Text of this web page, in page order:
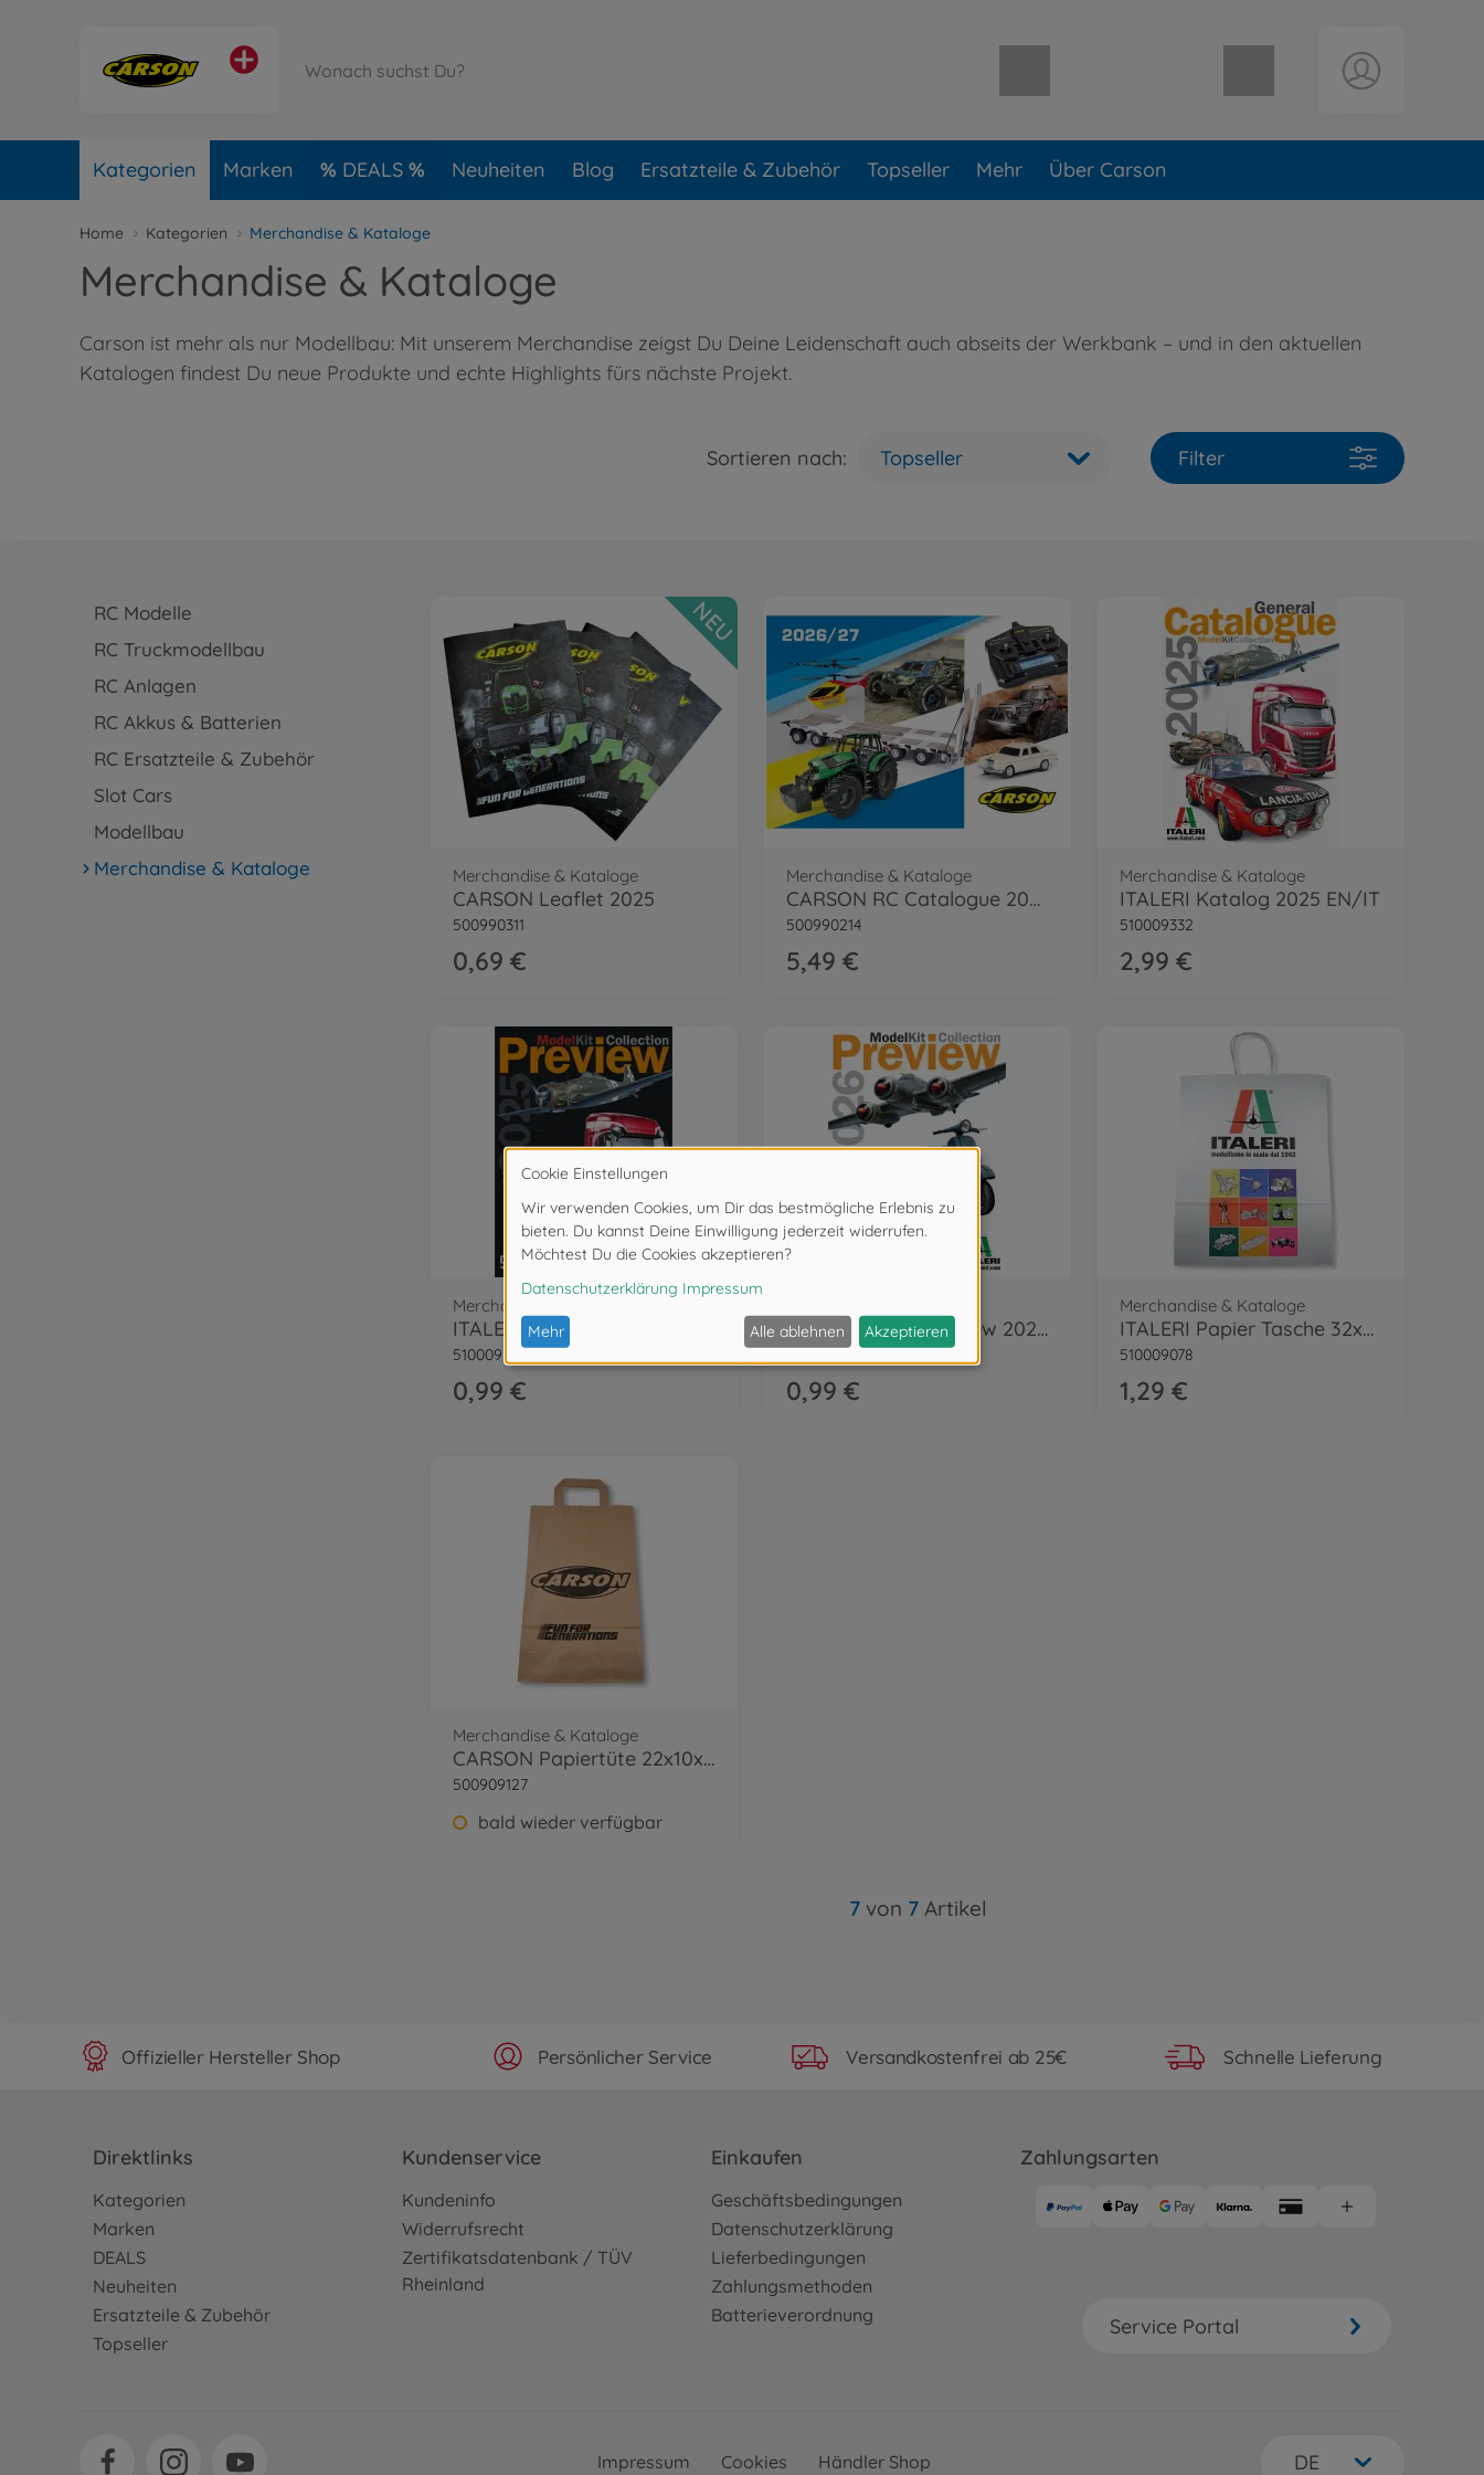
Warenkorb leer
Kategorien Marken DEALS Neuheiten Blog Ersatzteile & Zubehör Topseller Mehr Über Carson
Home Kategorien Merchandise & Kataloge
Merchandise & Kataloge
Carson ist mehr als nur Modellbau: Mit unserem Merchandise zeigst Du Deine Leidenschaft auch abseits der Werkbank – und in den aktuellen
Katalogen findest Du neue Produkte und echte Highlights fürs nächste Projekt.
Sortieren nach: Topseller Filter
RC Modelle
RC Truckmodellbau
RC Anlagen
RC Akkus & Batterien
RC Ersatzteile & Zubehör
Slot Cars
Modellbau
Merchandise & Kataloge
Merchandise & Kataloge
CARSON Leaflet 2025
500990311
0,69 €
NEU
Merchandise & Kataloge
CARSON RC Catalogue 2026 GER/EN
500990214
5,49 €
Merchandise & Kataloge
ITALERI Katalog 2025 EN/IT
510009332
2,99 €
Merchandise & Kataloge
510009337
0,99 €
ITALERI Model Preview 2026 EN/IT
510009338
0,99 €
Merchandise & Kataloge
ITALERI Papier Tasche 32x40x13cm medium
510009078
1,29 €
Merchandise & Kataloge
CARSON Papiertüte 22x10x36 klein
500909127
bald wieder verfügbar
7von 7Artikel
Offizieller Hersteller Shop Persönlicher Service Versandkostenfrei ab 25€ Schnelle Lieferung
Direktlinks
Kategorien
Marken
DEALS
Neuheiten
Ersatzteile & Zubehör
Topseller
Kundenservice
Kundeninfo
Widerrufsrecht
Zertifikatsdatenbank / TÜV
Rheinland
Einkaufen
Geschäftsbedingungen
Datenschutzerklärung
Lieferbedingungen
Zahlungsmethoden
Batterieverordnung
Zahlungsarten
Service Portal
Impressum Cookies Händler Shop DE